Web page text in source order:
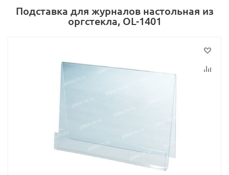
Подставка для журналов настольная из
оргстекла, OL-1401